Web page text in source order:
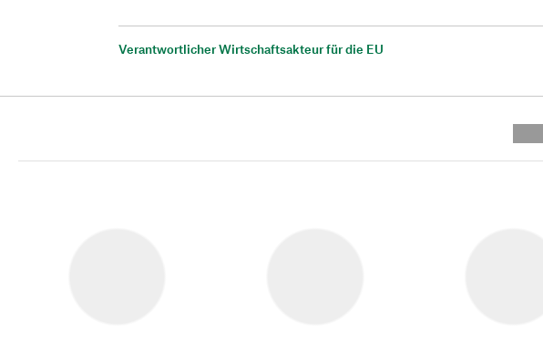
Verantwortlicher Wirtschaftsakteur für die EU